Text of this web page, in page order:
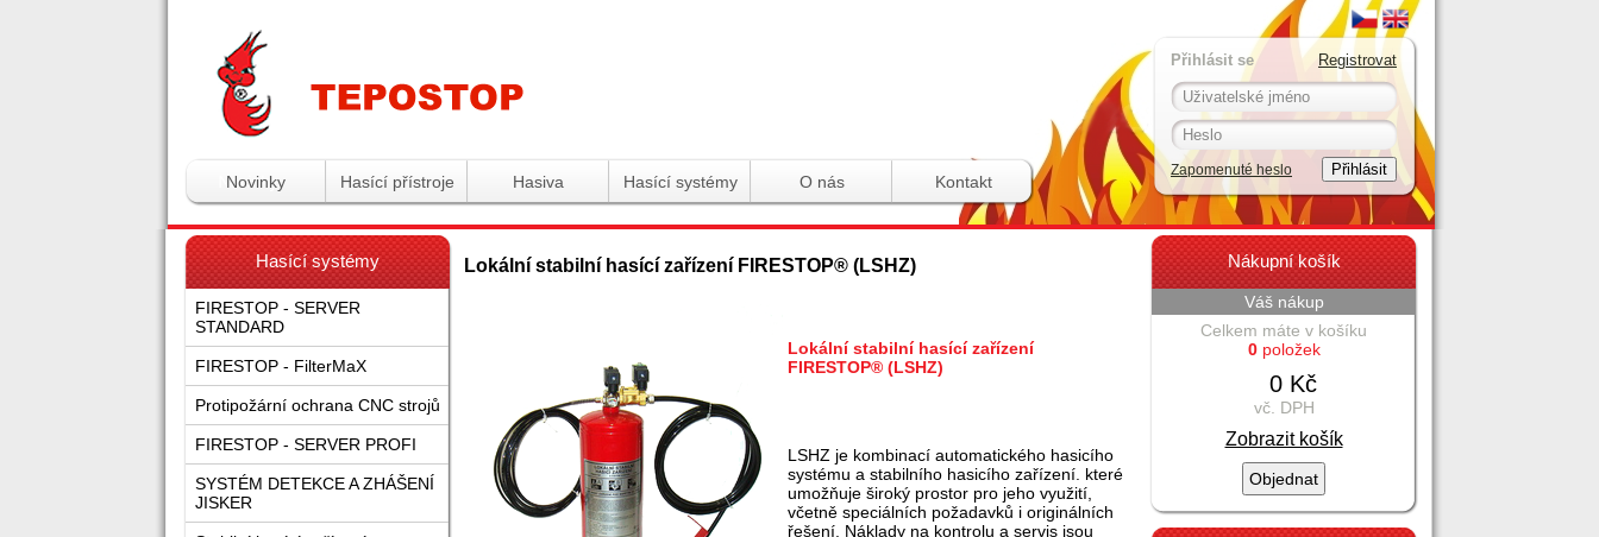
Tepostop - www.hasici-pristroje.com
Novinky Hasící přístroje Hasiva Hasící systémy O nás Kontakt
Přihlásit se Registrovat
Zapomenuté heslo
Hasící systémy
FIRESTOP - SERVER
STANDARD
FIRESTOP - FilterMaX
Protipožární ochrana CNC strojů
FIRESTOP - SERVER PROFI
SYSTÉM DETEKCE A ZHÁŠENÍ
JISKER
Lokální stabilní hasící zařízení FIRESTOP® (LSHZ)
Lokální stabilní hasící zařízení
FIRESTOP® (LSHZ)
LSHZ je kombinací automatického hasicího
systému a stabilního hasicího zařízení. které
umožňuje široký prostor pro jeho využití,
včetně speciálních požadavků i originálních
řešení. Náklady na kontrolu a servis jsou
Nákupní košík
Váš nákup
Celkem máte v košíku
0položek
0 Kč
vč. DPH
Zobrazit košík